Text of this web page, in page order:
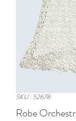
SKU : 52678
Robe